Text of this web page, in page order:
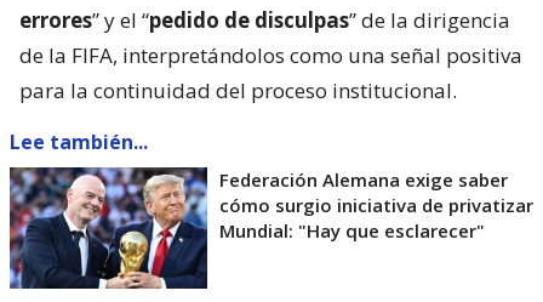
errores” y el “pedido de disculpas” de la dirigencia
de la FIFA, interpretándolos como una señal positiva
para la continuidad del proceso institucional.
Lee también...
Federación Alemana exige saber
cómo surgio iniciativa de privatizar
Mundial: "Hay que esclarecer"